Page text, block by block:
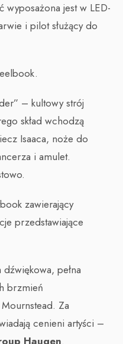
wyposażona jest w LED-
i pilot służący do
– kultowy strój
skład wchodzą
Isaaca, noże do
i amulet.
zawierający
przedstawiające
pełna
brzmień
Za
cenieni artyści –
Haugen.